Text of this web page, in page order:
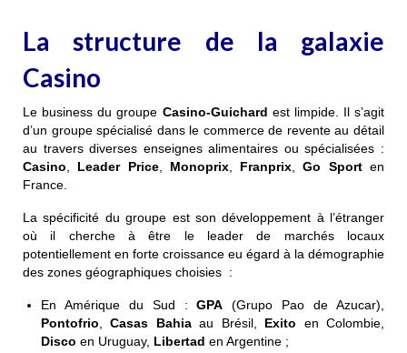
La structure de la galaxie
Casino
Le business du groupe Casino-Guichard est limpide. Il s’agit
d’un groupe spécialisé dans le commerce de revente au détail
au travers diverses enseignes alimentaires ou spécialisées :
Casino
Leader Price, Monoprix, Franprix Go Sporten
France.
La spécificité du groupe est son développement à l’étranger
où il cherche à être le leader de marchés locaux
potentiellement en forte croissance eu égard à la démographie
des zones géographiques choisies :
En Amérique du Sud :GPA (Grupo Pao de Azucar),
Pontofrio ,Casas Bahiaau Brésil, Exito en Colombie,
Disco en Uruguay, Libertad en Argentine ;